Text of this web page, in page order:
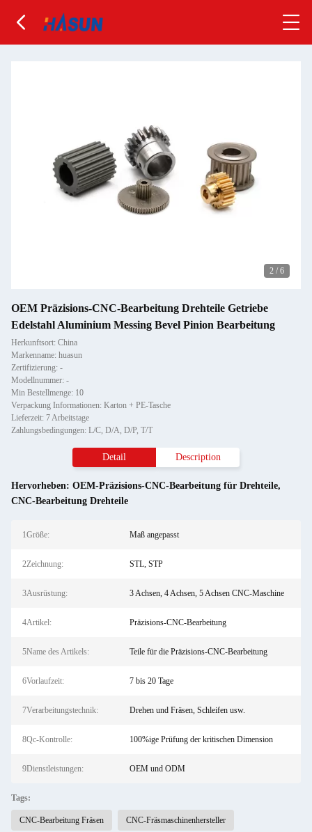
2 / 6
OEM Präzisions-CNC-Bearbeitung Drehteile Getriebe
Edelstahl Aluminium Messing Bevel Pinion Bearbeitung
Herkunftsort: China
Markenname: huasun
Zertifizierung: -
Modellnummer: -
Min Bestellmenge: 10
Verpackung Informationen: Karton + PE-Tasche
Lieferzeit: 7 Arbeitstage
Zahlungsbedingungen: L/C, D/A, D/P, T/T
Detail Description
Hervorheben: OEM-Präzisions-CNC-Bearbeitung für Drehteile,
CNC-Bearbeitung Drehteile
1Größe: Maß angepasst
2Zeichnung: STL, STP
3Ausrüstung: 3 Achsen, 4 Achsen, 5 Achsen CNC-Maschine
4Artikel: Präzisions-CNC-Bearbeitung
5Name des Artikels: Teile für die Präzisions-CNC-Bearbeitung
6Vorlaufzeit: 7 bis 20 Tage
7Verarbeitungstechnik: Drehen und Fräsen, Schleifen usw.
8Qc-Kontrolle: 100%ige Prüfung der kritischen Dimension
9Dienstleistungen: OEM und ODM
Tags:
CNC-Bearbeitung Fräsen CNC-Fräsmaschinenhersteller